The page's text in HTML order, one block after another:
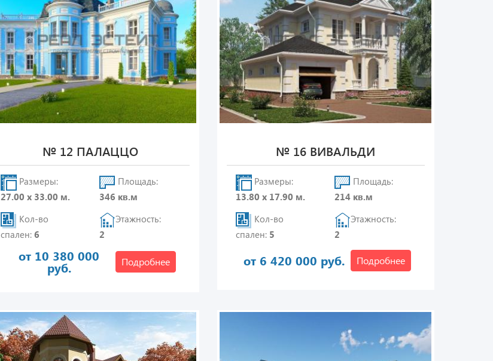
№ 12 ПАЛАЦЦО
Размеры:
27.00 х 33.00 м.
Кол-во
спален: 6
Площадь:
346 кв.м
Этажность:
2
от 10 380 000
руб. Подробнее
№ 16 ВИВАЛЬДИ
Размеры:
13.80 х 17.90 м.
Кол-во
спален: 5
Площадь:
214 кв.м
Этажность:
2
от 6 420 000 руб. Подробнее